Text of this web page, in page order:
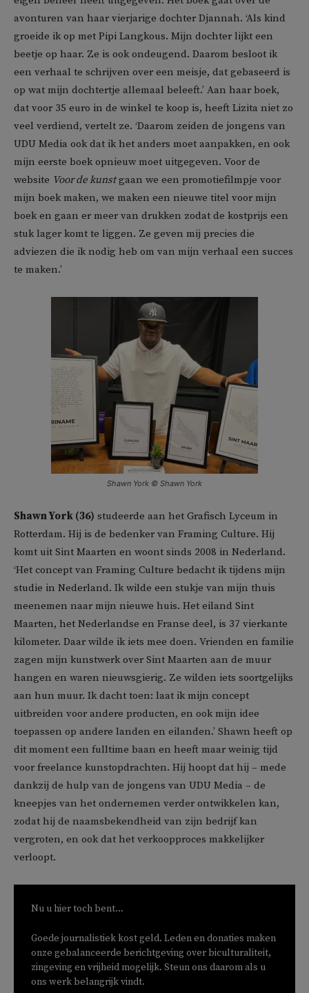
avonturen van haar vierjarige dochter Djannah. ‘Als kind
groeide ik op met Pipi Langkous. Mijn dochter lijkt een
beetje op haar. Ze is ook ondeugend. Daarom besloot ik
een verhaal te schrijven over een meisje, dat gebaseerd is
op wat mijn dochtertje allemaal beleeft.’ Aan haar boek,
dat voor 35 euro in de winkel te koop is, heeft Lizita niet zo
veel verdiend, vertelt ze. ‘Daarom zeiden de jongens van
UDU Media ook dat ik het anders moet aanpakken, en ook
mijn eerste boek opnieuw moet uitgegeven. Voor de
website Voor de kunstgaan we een promotiefilmpje voor
mijn boek maken, we maken een nieuwe titel voor mijn
boek en gaan er meer van drukken zodat de kostprijs een
stuk lager komt te liggen. Ze geven mij precies die
adviezen die ik nodig heb om van mijn verhaal een succes
te maken.’
Shawn York © Shawn York
Shawn York (36) studeerde aan het Grafisch Lyceum in
Rotterdam. Hij is de bedenker van Framing Culture. Hij
komt uit Sint Maarten en woont sinds 2008 in Nederland.
‘Het concept van Framing Culture bedacht ik tijdens mijn
studie in Nederland. Ik wilde een stukje van mijn thuis
meenemen naar mijn nieuwe huis. Het eiland Sint
Maarten, het Nederlandse en Franse deel, is 37 vierkante
kilometer. Daar wilde ik iets mee doen. Vrienden en familie
zagen mijn kunstwerk over Sint Maarten aan de muur
hangen en waren nieuwsgierig. Ze wilden iets soortgelijks
aan hun muur. Ik dacht toen: laat ik mijn concept
uitbreiden voor andere producten, en ook mijn idee
toepassen op andere landen en eilanden.’ Shawn heeft op
dit moment een fulltime baan en heeft maar weinig tijd
voor freelance kunstopdrachten. Hij hoopt dat hij – mede
dankzij de hulp van de jongens van UDU Media – de
kneepjes van het ondernemen verder ontwikkelen kan,
zodat hij de naamsbekendheid van zijn bedrijf kan
vergroten, en ook dat het verkoopproces makkelijker
verloopt.
Nu u hier toch bent...
Goede journalistiek kost geld. Leden en donaties maken
onze gebalanceerde berichtgeving over biculturaliteit,
zingeving en vrijheid mogelijk. Steun ons daarom als u
ons werk belangrijk vindt.